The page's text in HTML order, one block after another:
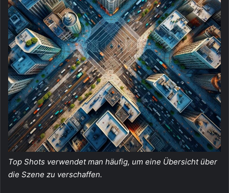
Top Shots verwendet man häufig, um eine Übersicht über
die Szene zu verschaffen.